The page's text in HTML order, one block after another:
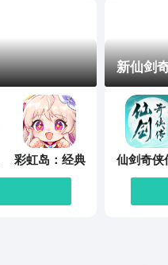
彩虹岛：经典
新仙剑
仙剑奇侠
缘起